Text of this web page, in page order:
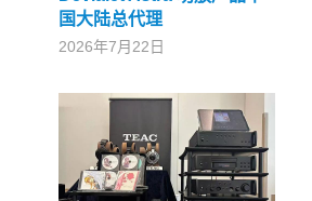
国大陆总代理
2026年7月22日